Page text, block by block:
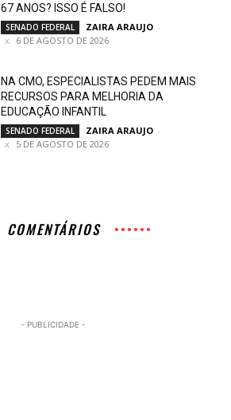
67 ANOS? ISSO É FALSO!
SENADO FEDERAL ZAIRA ARAUJO -
6 DE AGOSTO DE 2026
NA CMO, ESPECIALISTAS PEDEM MAIS
RECURSOS PARA MELHORIA DA
EDUCAÇÃO INFANTIL
SENADO FEDERAL ZAIRA ARAUJO -
5 DE AGOSTO DE 2026
COMENTÁRIOS
- PUBLICIDADE -